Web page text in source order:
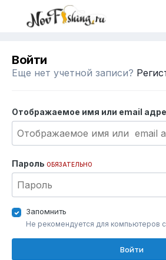
Войти
Еще нет учетной записи?
Отображаемое имя или email
Пароль ОБЯЗАТЕЛЬНО
Запомнить
Не рекомендуется для компьютеров
Войти